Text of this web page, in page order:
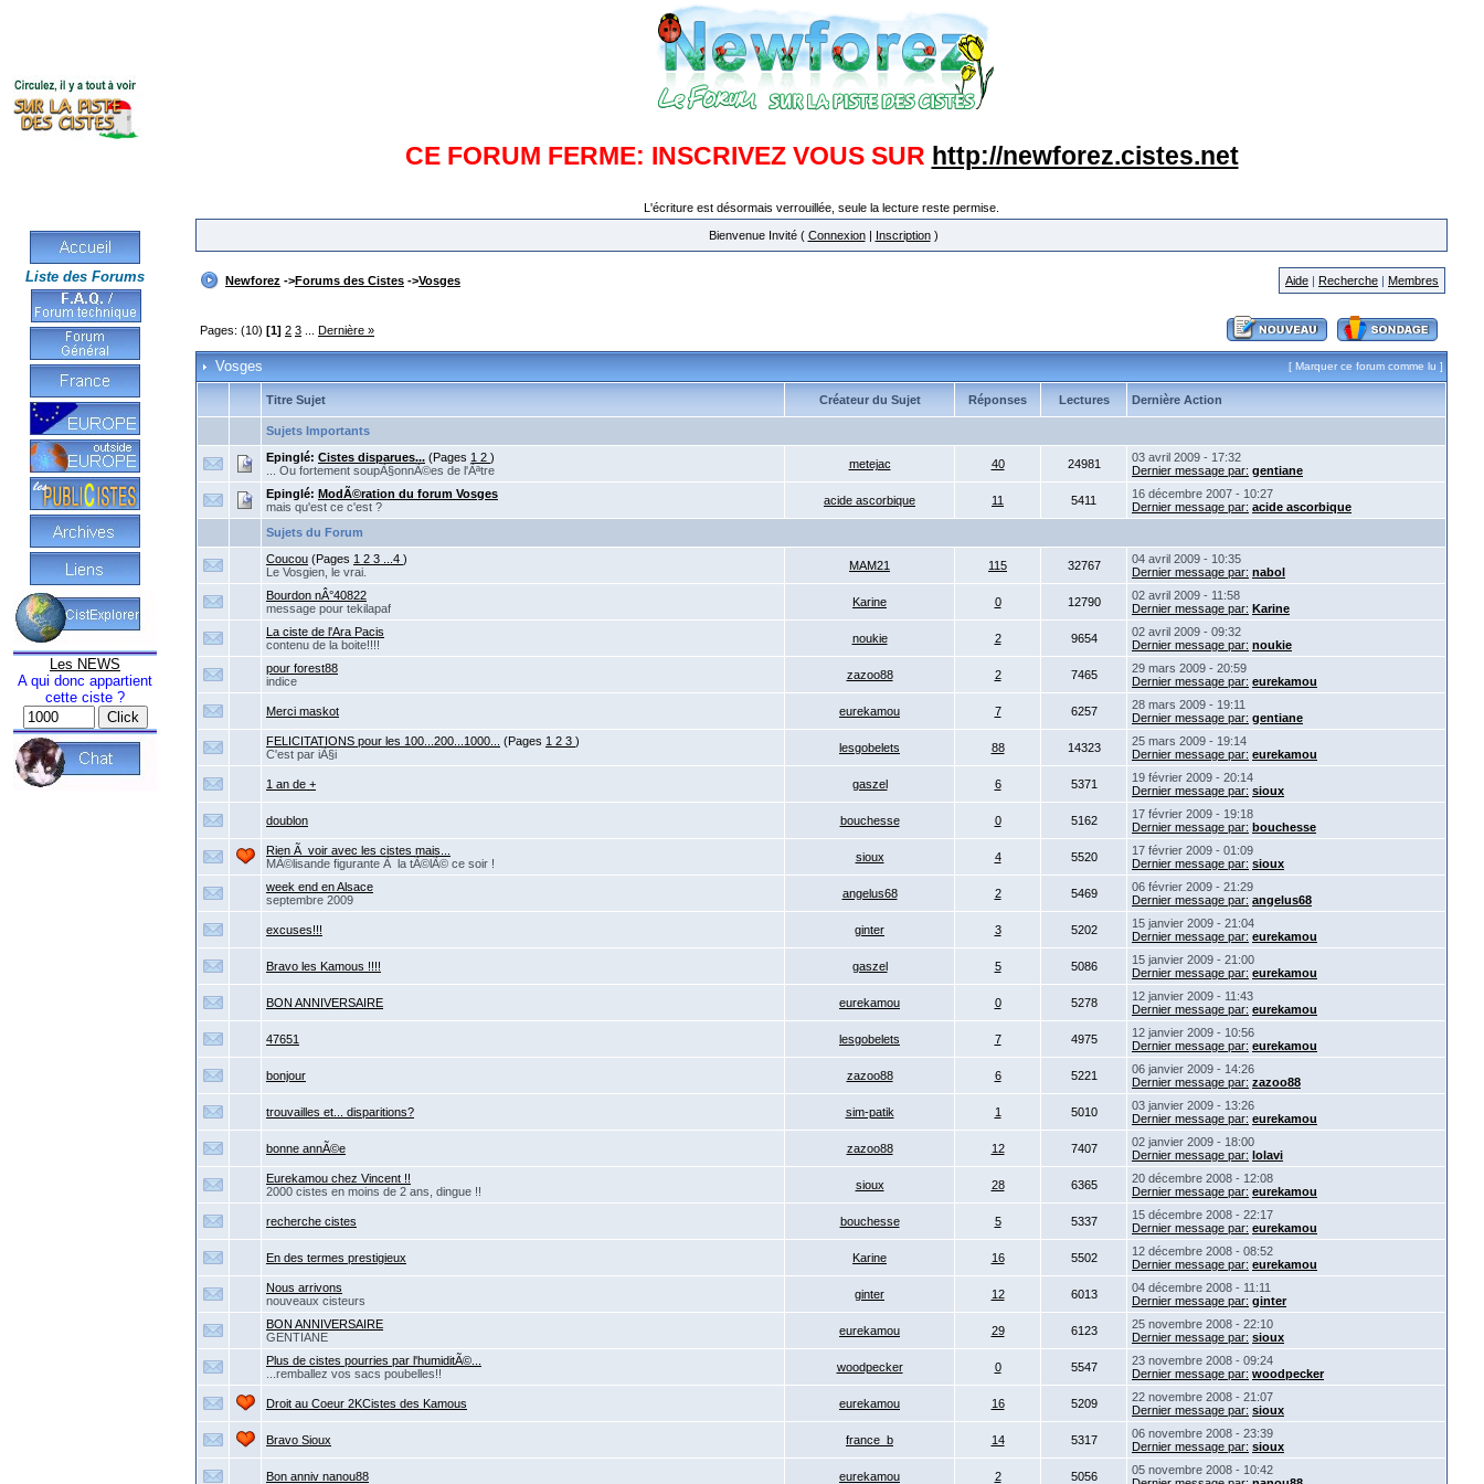
CE FORUM FERME: INSCRIVEZ VOUS SUR http://newforez.cistes.net
L'écriture est désormais verrouillée, seule la lecture reste permise.
Liste des Forums
Les NEWS
A qui donc appartient
cette ciste ?
Bienvenue Invité ( Connexion| Inscription)
Newforez ->Forums des Cistes ->Vosges Aide | Recherche | Membres
Pages: (10) [1] 2 3 Dernière »
Vosges [ Marquer ce forum comme lu ]
Titre Sujet Créateur du Sujet Réponses Lectures Dernière Action
Sujets Importants
Epinglé: Cistes disparues... (Pages 1 2 )
... Ou fortement soupÃ§onnÃ©es de l'Ãªtre
metejac 40 24981
03 avril 2009 - 17:32
Dernier message par: gentiane
Epinglé: ModÃ©ration du forum Vosges
mais qu'est ce c'est ?
acide ascorbique 11 5411
16 décembre 2007 - 10:27
Dernier message par: acide ascorbique
Sujets du Forum
Coucou (Pages 1 2 3 ...4 )
Le Vosgien, le vrai.
MAM21 115 32767
04 avril 2009 - 10:35
Dernier message par: nabol
Bourdon nÂ°40822
message pour tekilapaf
Karine 0 12790
02 avril 2009 - 11:58
Dernier message par: Karine
La ciste de l'Ara Pacis
contenu de la boite!!!!
noukie 2 9654
02 avril 2009 - 09:32
Dernier message par: noukie
pour forest88
indice
zazoo88 2 7465
29 mars 2009 - 20:59
Dernier message par: eurekamou
Merci maskot eurekamou 7 6257
28 mars 2009 - 19:11
Dernier message par: gentiane
FELICITATIONS pour les 100...200...1000...
(Pages 1 2 3 )
C'est par iÃ§i
lesgobelets 88 14323
25 mars 2009 - 19:14
Dernier message par: eurekamou
1 an de + gaszel 6 5371
19 février 2009 - 20:14
Dernier message par: sioux
doublon bouchesse 0 5162
17 février 2009 - 19:18
Dernier message par: bouchesse
Rien Ã voir avec les cistes mais...
MÃ©lisande figurante Ã la tÃ©lÃ© ce soir !
sioux 4 5520
17 février 2009 - 01:09
Dernier message par: sioux
week end en Alsace
septembre 2009
angelus68 2 5469
06 février 2009 - 21:29
Dernier message par: angelus68
excuses!!! ginter 3 5202
15 janvier 2009 - 21:04
Dernier message par: eurekamou
Bravo les Kamous !!!! gaszel 5 5086
15 janvier 2009 - 21:00
Dernier message par: eurekamou
BON ANNIVERSAIRE eurekamou 0 5278
12 janvier 2009 - 11:43
Dernier message par: eurekamou
47651 lesgobelets 7 4975
12 janvier 2009 - 10:56
Dernier message par: eurekamou
bonjour zazoo88 6 5221
06 janvier 2009 - 14:26
Dernier message par: zazoo88
trouvailles et... disparitions? sim-patik 1 5010
03 janvier 2009 - 13:26
Dernier message par: eurekamou
bonne annÃ©e zazoo88 12 7407
02 janvier 2009 - 18:00
Dernier message par: lolavi
Eurekamou chez Vincent !!
2000 cistes en moins de 2 ans, dingue !!
sioux 28 6365
20 décembre 2008 - 12:08
Dernier message par: eurekamou
recherche cistes bouchesse 5 5337
15 décembre 2008 - 22:17
Dernier message par: eurekamou
En des termes prestigieux Karine 16 5502
12 décembre 2008 - 08:52
Dernier message par: eurekamou
Nous arrivons
nouveaux cisteurs
ginter 12 6013
04 décembre 2008 - 11:11
Dernier message par: ginter
BON ANNIVERSAIRE
GENTIANE
eurekamou 29 6123
25 novembre 2008 - 22:10
Dernier message par: sioux
Plus de cistes pourries par l'humiditÃ©...
...remballez vos sacs poubelles!!
woodpecker 0 5547
23 novembre 2008 - 09:24
Dernier message par: woodpecker
Droit au Coeur 2KCistes des Kamous eurekamou 16 5209
22 novembre 2008 - 21:07
Dernier message par: sioux
Bravo Sioux france_b 14 5317
06 novembre 2008 - 23:39
Dernier message par: sioux
Bon anniv nanou88 eurekamou 2 5056
05 novembre 2008 - 10:42